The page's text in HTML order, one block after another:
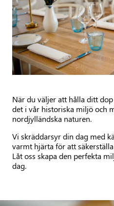
När du väljer att hålla ditt
det i vår historiska miljö och
nordjylländska naturen.
Vi skräddarsyr din dag med
varmt hjärta för att
Låt oss skapa den perfekta
dag.